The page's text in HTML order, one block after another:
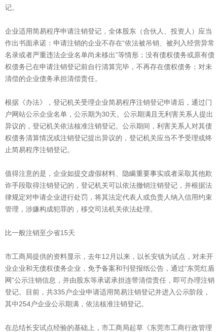
记。
企业适用简易程序申请注销登记，全体股东（合伙人、投资人）应当
作出书面承诺：申请注销的企业不存在“依法被吊销、被列入经营异常
名录或者严重违法企业名单尚未移出”等情形；没有债权债务或原有债
权债务已在申请注销登记前自行清算完毕，不再存在债权债务；对未
清偿的企业债务承担清偿责任。
根据《办法》，登记机关受理企业简易程序注销登记申请后，通过门
户网站公示企业名单，公示期为30天。公示期满且无利害关系人提出
异议的，登记机关依法核准注销登记。公示期间，利害关系人对其债
权债务清算情况或注销登记提出异议的，登记机关应当不予受理或终
止简易程序注销登记。
值得注意的是，企业如提交虚假材料、隐瞒重要事实或者采取其他欺
诈手段取得注销登记的，登记机关可以依法撤销注销登记，并根据法
律规定对申请企业进行处罚，将其法定代表人或负责人纳入信用约束
管理，涉嫌构成犯罪的，移交司法机关依法处理。
比一般注销至少省15天
市工商局提供的资料显示，去年12月以来，以长安镇为试点，对未开
业企业和无债权债务企业，免予备案和刊登报纸公告，通过“东莞红盾
网”公示注销信息，并由股东等承诺承担连带清偿责任，即可办理注销
登记。目前，共335户企业申请适用简易注销登记并进入公示阶段，
其中254户企业公示期满，依法核准注销登记。
在总结长安试点经验的基础上，市工商局起草《东莞市工商行政管理